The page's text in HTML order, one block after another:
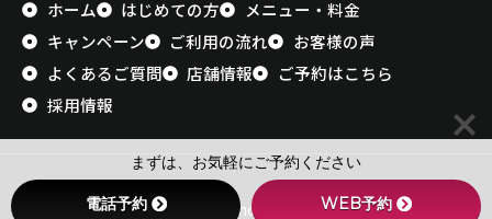
o
o
k
g
r
a
m
e
r
ホーム はじめての方
メニュー・料金
キャンペーン
ご利用の流れ
お客様の声
よくあるご質問
店舗情報
ご予約はこちら
採用情報
プライバシーポリシー
© メンズ脱毛 Daiana 松江店 Inc. All Rights Reserved.
まずは、お気軽にご予約ください
電話予約 WEB予約